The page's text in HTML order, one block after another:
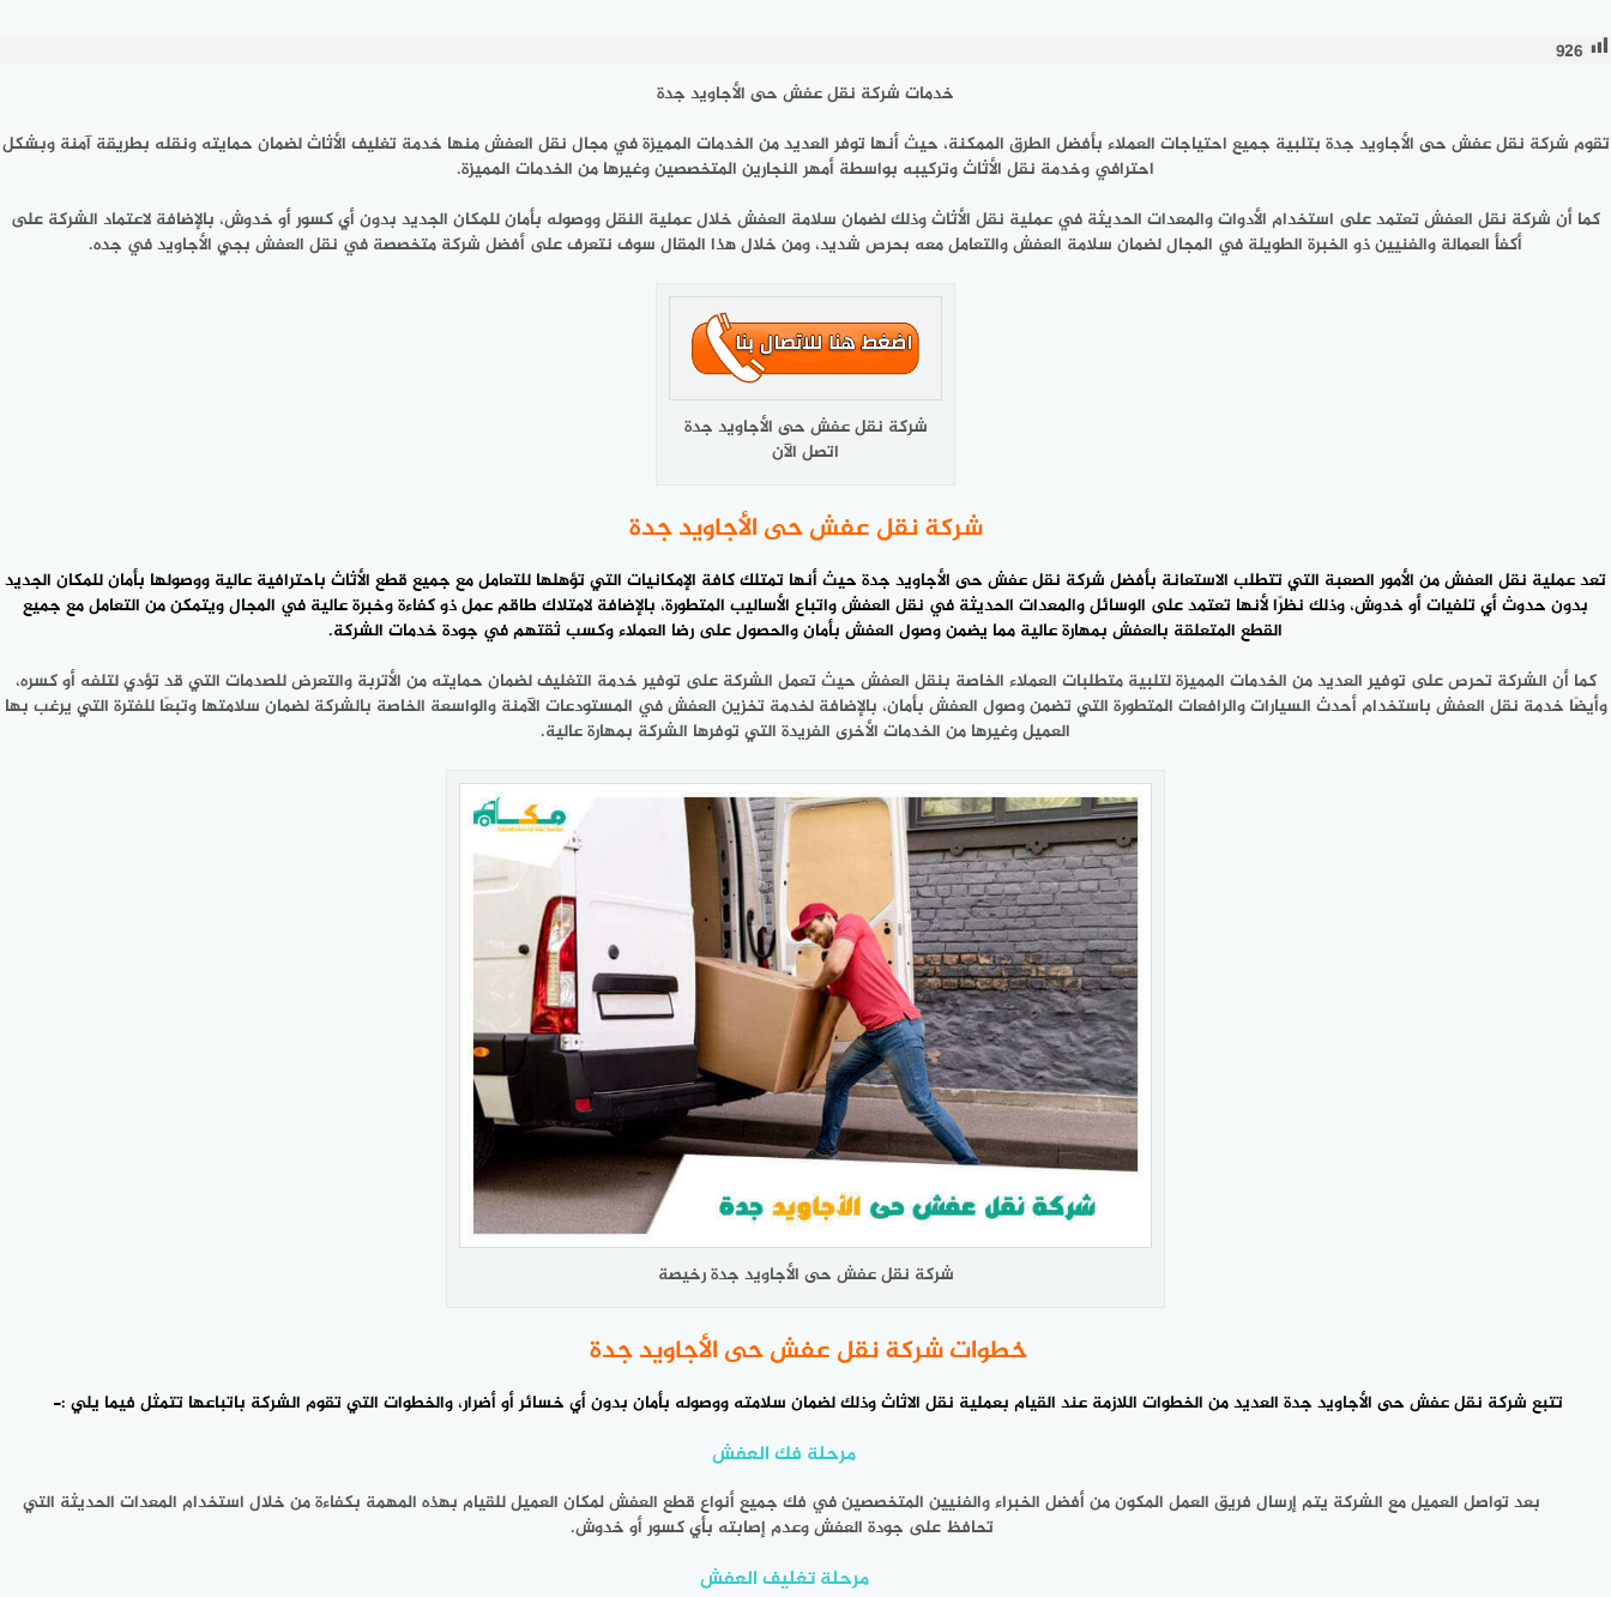
926
خدمات شركة نقل عفش حى الأجاويد جدة
تقوم شركة نقل عفش حى الأجاويد جدة بتلبية جميع احتياجات العملاء بأفضل الطرق الممكنة، حيث أنها توفر العديد من الخدمات المميزة في مجال نقل العفش منها خدمة تغليف الأثاث لضمان حمايته ونقله بطريقة آمنة وبشكل
احترافي وخدمة نقل الأثاث وتركيبه بواسطة أمهر النجارين المتخصصين وغيرها من الخدمات المميزة.
كما أن شركة نقل العفش تعتمد على استخدام الأدوات والمعدات الحديثة في عملية نقل الأثاث وذلك لضمان سلامة العفش خلال عملية النقل ووصوله بأمان للمكان الجديد بدون أي كسور أو خدوش، بالإضافة لاعتماد الشركة على
أكفأ العمالة والفنيين ذو الخبرة الطويلة في المجال لضمان سلامة العفش والتعامل معه بحرص شديد، ومن خلال هذا المقال سوف نتعرف على أفضل شركة متخصصة في نقل العفش بجي الأجاويد في جده.
شركة نقل عفش حى الأجاويد جدة
اتصل الآن
شركة نقل عفش حى الأجاويد جدة
تعد عملية نقل العفش من الأمور الصعبة التي تتطلب الاستعانة بأفضل شركة نقل عفش حى الأجاويد جدة حيث أنها تمتلك كافة الإمكانيات التي تؤهلها للتعامل مع جميع قطع الأثاث باحترافية عالية ووصولها بأمان للمكان الجديد
بدون حدوث أي تلفيات أو خدوش، وذلك نظرًا لأنها تعتمد على الوسائل والمعدات الحديثة في نقل العفش واتباع الأساليب المتطورة، بالإضافة لامتلاك طاقم عمل ذو كفاءة وخبرة عالية في المجال ويتمكن من التعامل مع جميع
القطع المتعلقة بالعفش بمهارة عالية مما يضمن وصول العفش بأمان والحصول على رضا العملاء وكسب ثقتهم في جودة خدمات الشركة.
كما أن الشركة تحرص على توفير العديد من الخدمات المميزة لتلبية متطلبات العملاء الخاصة بنقل العفش حيث تعمل الشركة على توفير خدمة التغليف لضمان حمايته من الأتربة والتعرض للصدمات التي قد تؤدي لتلفه أو كسره،
وأيضًا خدمة نقل العفش باستخدام أحدث السيارات والرافعات المتطورة التي تضمن وصول العفش بأمان، بالإضافة لخدمة تخزين العفش في المستودعات الآمنة والواسعة الخاصة بالشركة لضمان سلامتها وتبعًا للفترة التي يرغب بها
العميل وغيرها من الخدمات الأخرى الفريدة التي توفرها الشركة بمهارة عالية.
شركة نقل عفش حى الأجاويد جدة رخيصة
خطوات شركة نقل عفش حى الأجاويد جدة
تتبع شركة نقل عفش حى الأجاويد جدة العديد من الخطوات اللازمة عند القيام بعملية نقل الاثاث وذلك لضمان سلامته ووصوله بأمان بدون أي خسائر أو أضرار، والخطوات التي تقوم الشركة باتباعها تتمثل فيما يلي :-
مرحلة فك العفش
بعد تواصل العميل مع الشركة يتم إرسال فريق العمل المكون من أفضل الخبراء والفنيين المتخصصين في فك جميع أنواع قطع العفش لمكان العميل للقيام بهذه المهمة بكفاءة من خلال استخدام المعدات الحديثة التي
تحافظ على جودة العفش وعدم إصابته بأي كسور أو خدوش.
مرحلة تغليف العفش